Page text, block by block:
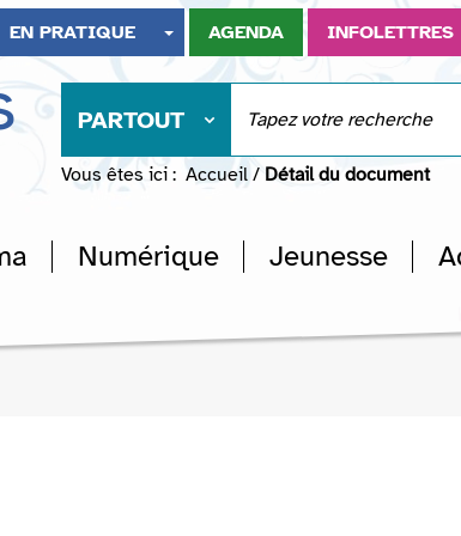
EN PRATIQUE AGENDA INFOLETTRES
PARTOUT
Vous êtes ici : Accueil / Détail du document
Numérique Jeunesse